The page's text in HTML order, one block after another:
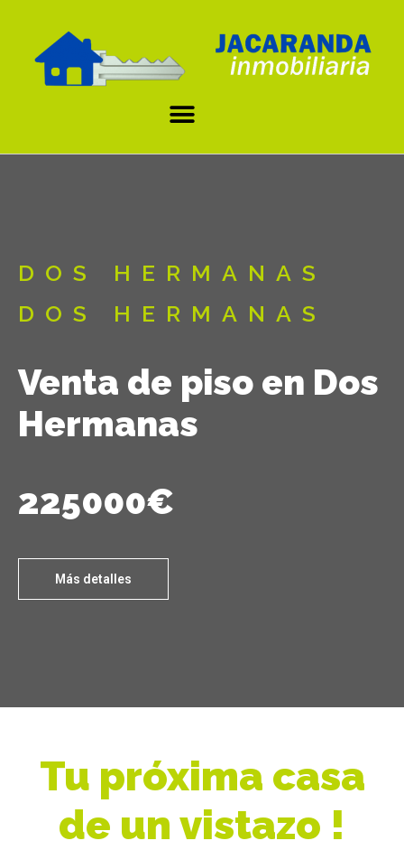
DOS HERMANAS
DOS HERMANAS
Venta de piso en Dos
Hermanas
225000€
Más detalles
Tu próxima casa
de un vistazo !